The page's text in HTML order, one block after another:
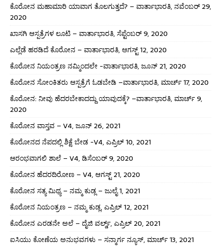
ಕೊರೋನ ಮಹಾಮಾರಿ ಯಾವಾಗ ತೊಲಗುತ್ತದೆ? – ವಾರ್ತಾಭಾರತಿ, ನವೆಂಬರ್ 29,
2020
ಖಾಸಗಿ ಆಸ್ಪತ್ರೆಗಳ ಲೂಟಿ – ವಾರ್ತಾಭಾರತಿ, ಸೆಪ್ಟೆಂಬರ್ 9, 2020
ಎಲ್ಲೆಡೆ ಹರಡಿದೆ ಕೊರೋನ – ವಾರ್ತಾಭಾರತಿ, ಆಗಸ್ಟ್ 12, 2020
ಕೊರೋನ ನಿಯಂತ್ರಣ ನಮ್ಮಿಂದಲೇ -ವಾರ್ತಾಭಾರತಿ, ಜೂನ್ 21, 2020
ಕೊರೋನ ಸೋಂಕಿತರು ಆಸ್ಪತ್ರೆಗೆ ಓಡಬೇಡಿ –ವಾರ್ತಾಭಾರತಿ, ಮಾರ್ಚ್ 17, 2020
ಕೊರೋನ: ನೀವು ಹೆದರಬೇಕಾದದ್ದು ಯಾವುದಕ್ಕೆ? –ವಾರ್ತಾಭಾರತಿ, ಮಾರ್ಚ್ 9,
2020
ಕೊರೋನ ವಾಸ್ತವ – V4, ಜೂನ್ 26, 2021
ಕೊರೋನದ ನೆಪದಲ್ಲಿ ಶಿಕ್ಷೆ ಬೇಡ -V4, ಎಪ್ರಿಲ್ 10, 2021
ಆರಂಭವಾಗಲಿ ಶಾಲೆ – V4, ಡಿಸೆಂಬರ್ 9, 2020
ಕೊರೋನ ಹೆದರದಿರೋಣ – V4, ಆಗಸ್ಟ್ 21, 2020
ಕೊರೋನ ಸತ್ಯ ಮಿಥ್ಯ – ನಮ್ಮ ಕುಡ್ಲ – ಜುಲೈ 1, 2021
ಕೊರೋನ ನಿಯಂತ್ರಣ – ನಮ್ಮ ಕುಡ್ಲ, ಎಪ್ರಿಲ್ 12, 2021
ಕೊರೋನ ಎರಡನೇ ಅಲೆ – ದೈಜಿ ವರ್ಲ್ಡ್, ಎಪ್ರಿಲ್ 20, 2021
ಐಸಿಯು ಕೋಣೆಯ ಅನುಭವಗಳು – ಸನ್ಮಾರ್ಗ ನ್ಯೂಸ್, ಮಾರ್ಚ್ 13, 2021